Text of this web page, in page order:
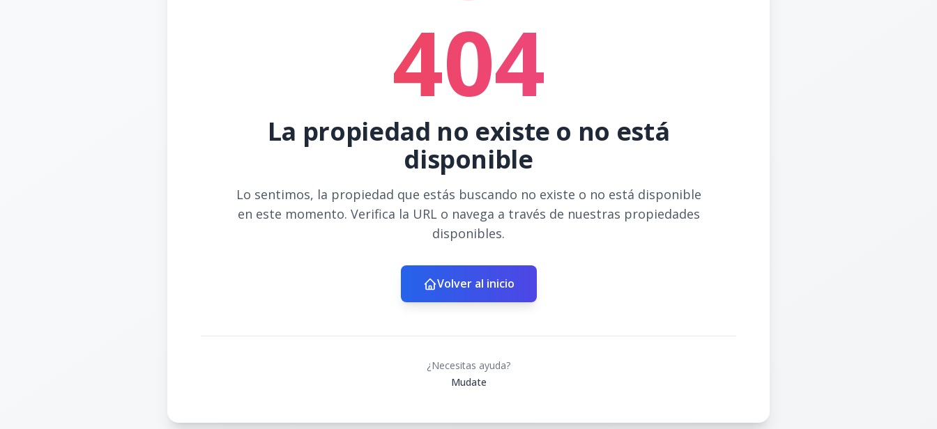
404
La propiedad no existe o no está
disponible
Lo sentimos, la propiedad que estás buscando no existe o no está disponible
en este momento. Verifica la URL o navega a través de nuestras propiedades
disponibles.
Volver al inicio
¿Necesitas ayuda?
Mudate